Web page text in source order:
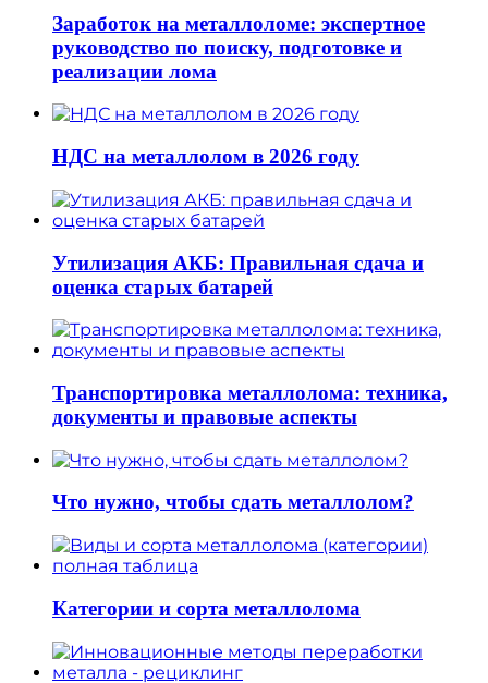
Заработок на металлоломе: экспертное
руководство по поиску, подготовке и
реализации лома
НДС на металлолом в 2026 году
Утилизация АКБ: Правильная сдача и
оценка старых батарей
Транспортировка металлолома: техника,
документы и правовые аспекты
Что нужно, чтобы сдать металлолом?
Категории и сорта металлолома